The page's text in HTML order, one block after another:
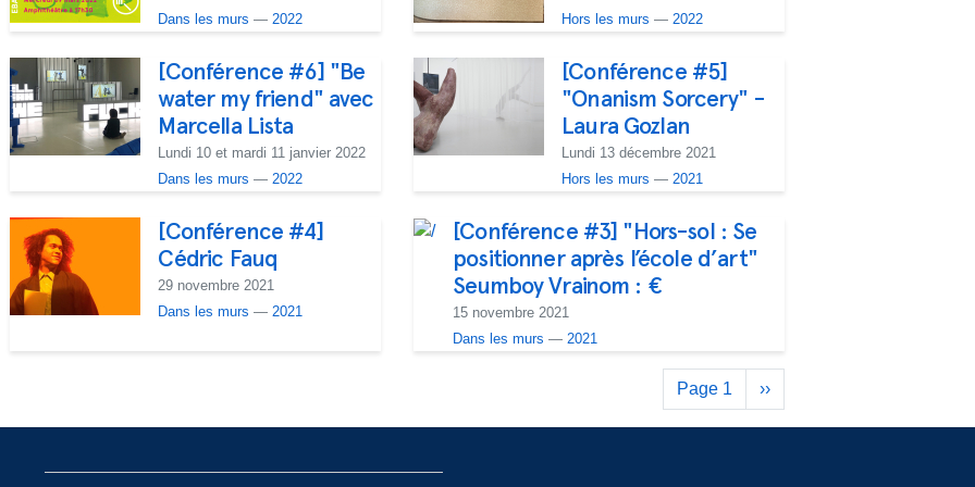
Dans les murs —2022
Hors les murs —2022
[Conférence #6] "Be
water my friend" avec
Marcella Lista
Lundi 10 et mardi 11 janvier 2022
Dans les murs —2022
[Conférence #5]
"Onanism Sorcery" -
Laura Gozlan
Lundi 13 décembre 2021
Hors les murs —2021
[Conférence #4]
Cédric Fauq
29 novembre 2021
Dans les murs —2021
[Conférence #3] "Hors-sol : Se
positionner après l’école d’art"
Seumboy Vrainom : €
15 novembre 2021
Dans les murs —2021
Pagination
Page 1
Next
page
››